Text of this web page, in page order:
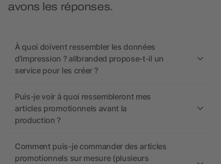
avons les réponses.
À quoi doivent ressembler les données
d’impression ? allbranded propose-t-il un
service pour les créer ?
Puis-je voir à quoi ressembleront mes
articles promotionnels avant la
production ?
Comment puis-je commander des articles
promotionnels sur mesure (plusieurs